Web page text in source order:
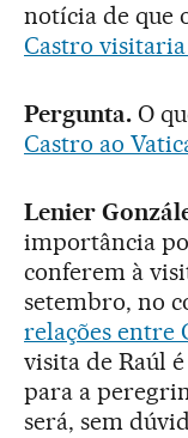
notícia de que
Castro
Pergunta.O
Castro ao
Lenier
importância
conferem à
setembro, no
relações entre
visita de Raúl
para a
será, sem